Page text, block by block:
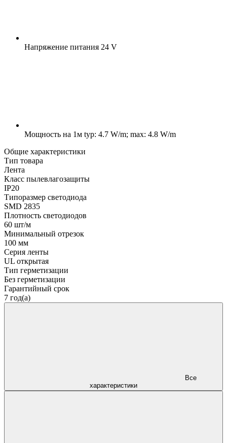
Напряжение питания 24 V
Мощность на 1м typ: 4.7 W/m; max: 4.8 W/m
Общие характеристики
Тип товара
Лента
Класс пылевлагозащиты
IP20
Типоразмер светодиода
SMD 2835
Плотность светодиодов
60 шт/м
Минимальный отрезок
100 мм
Серия ленты
UL открытая
Тип герметизации
Без герметизации
Гарантийный срок
7 год(а)
характеристики